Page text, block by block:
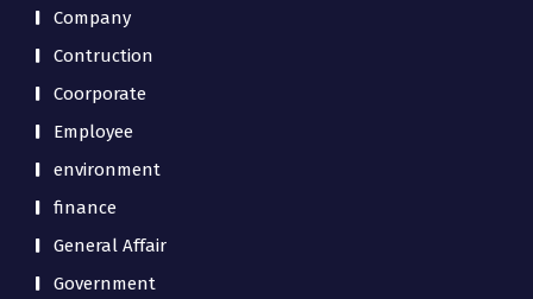
Company
Contruction
Coorporate
Employee
environment
finance
General Affair
Government